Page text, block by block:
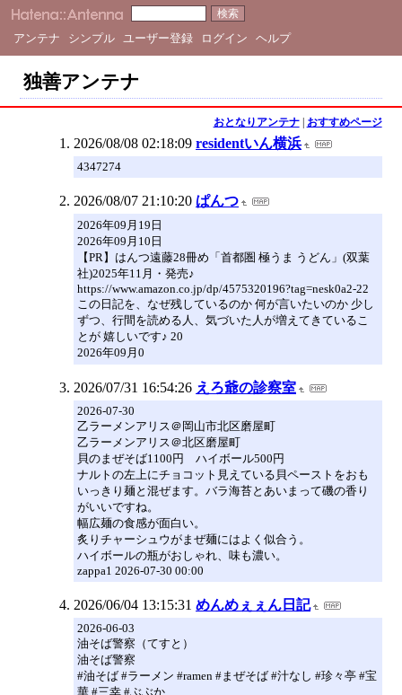
アンテナ シンプル ユーザー登録 ログイン ヘルプ
独善アンテナ
おとなりアンテナ| おすすめページ
2026/08/08 02:18:09 residentいん横浜
4347274
2026/08/07 21:10:20 ぱんつ
2026年09月19日
2026年09月10日
【PR】はんつ遠藤28冊め「首都圏 極うま うどん」(双葉
社)2025年11月・発売♪
https://www.amazon.co.jp/dp/4575320196?tag=nesk0a2-22
この日記を、なぜ残しているのか 何が言いたいのか 少し
ずつ、行間を読める人、気づいた人が増えてきているこ
とが 嬉しいです♪ 20
2026年09月0
2026/07/31 16:54:26 えろ爺の診察室
2026-07-30
乙ラーメンアリス＠岡山市北区磨屋町
乙ラーメンアリス＠北区磨屋町
貝のまぜそば1100円 ハイボール500円
ナルトの左上にチョコット見えている貝ペーストをおも
いっきり麺と混ぜます。バラ海苔とあいまって磯の香り
がいいですね。
幅広麺の食感が面白い。
炙りチャーシュウがまぜ麺にはよく似合う。
ハイボールの瓶がおしゃれ、味も濃い。
zappa1 2026-07-30 00:00
2026/06/04 13:15:31 めんめぇぇん日記
2026-06-03
油そば警察（てすと）
油そば警察
#油そば #ラーメン #ramen #まぜそば #汁なし #珍々亭 #宝
華 #三幸 #ぶぶか